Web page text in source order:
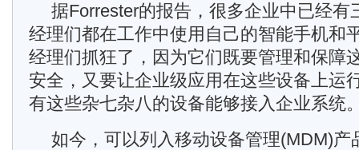
据Forrester的报告，很多企业中已经有
经理们都在工作中使用自己的智能手机和
经理们抓狂了，因为它们既要管理和保障
安全，又要让企业级应用在这些设备上运
有这些杂七杂八的设备能够接入企业系统
如今，可以列入移动设备管理(MDM)产